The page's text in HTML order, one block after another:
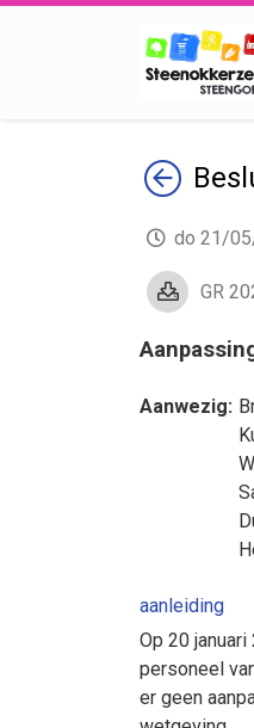
Terug
do 21/
GR
Aanwezig:
aanleiding
Op 20
personeel
er geen